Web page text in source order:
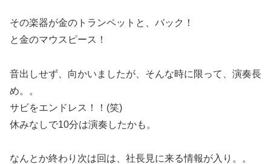
その楽器が金のトランペットと、バック！
と金のマウスピース！
音出しせず、向かいましたが、そんな時に限って、演奏長
め。。
サビをエンドレス！！(笑)
休みなしで10分は演奏したかも。
なんとか終わり次は回は、社長見に来る情報が入り。。